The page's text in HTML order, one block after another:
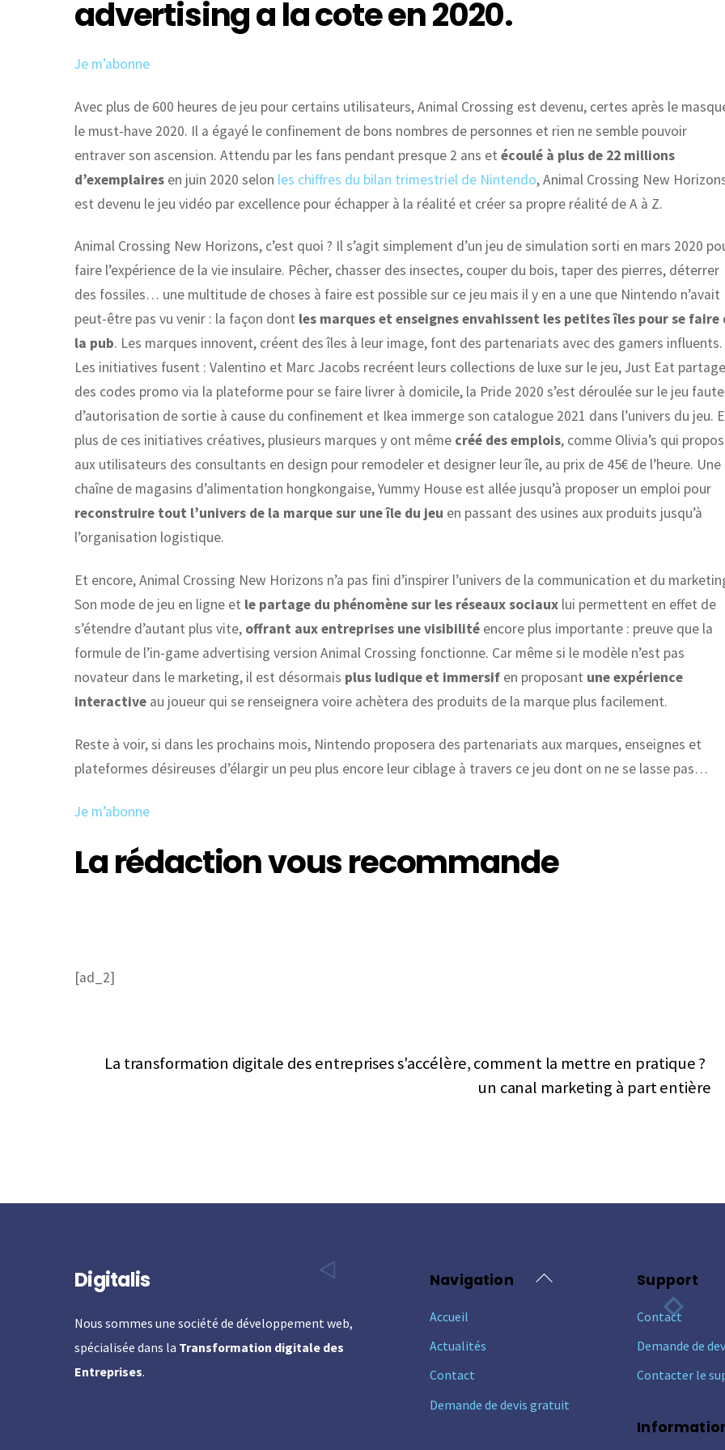
advertising a la cote en 2020.
Je m’abonne
Avec plus de 600 heures de jeu pour certains utilisateurs, Animal Crossing est devenu, certes après le
le must-have 2020. Il a égayé le confinement de bons nombres de personnes et rien ne semble pouvoir
entraver son ascension. Attendu par les fans pendant presque 2 ans et écoulé à plus de 22 millions
d’exemplaires en juin 2020 selon les chiffres du bilan trimestriel de Nintendo, Animal Crossing New
est devenu le jeu vidéo par excellence pour échapper à la réalité et créer sa propre réalité de A à Z.
Animal Crossing New Horizons, c’est quoi ? Il s’agit simplement d’un jeu de simulation sorti en mars 2020
faire l’expérience de la vie insulaire. Pêcher, chasser des insectes, couper du bois, taper des pierres, déterrer
des fossiles… une multitude de choses à faire est possible sur ce jeu mais il y en a une que Nintendo n’avait
peut-être pas vu venir : la façon dont les marques et enseignes envahissent les petites îles pour se faire
la pub. Les marques innovent, créent des îles à leur image, font des partenariats avec des gamers influents.
Les initiatives fusent : Valentino et Marc Jacobs recréent leurs collections de luxe sur le jeu, Just Eat partage
des codes promo via la plateforme pour se faire livrer à domicile, la Pride 2020 s’est déroulée sur le jeu faute
d’autorisation de sortie à cause du confinement et Ikea immerge son catalogue 2021 dans l’univers du jeu.
plus de ces initiatives créatives, plusieurs marques y ont même créé des emplois, comme Olivia’s qui
aux utilisateurs des consultants en design pour remodeler et designer leur île, au prix de 45€ de l’heure. Une
chaîne de magasins d’alimentation hongkongaise, Yummy House est allée jusqu’à proposer un emploi pour
reconstruire tout l’univers de la marque sur une île du jeu en passant des usines aux produits jusqu’à
l’organisation logistique.
Et encore, Animal Crossing New Horizons n’a pas fini d’inspirer l’univers de la communication et du
Son mode de jeu en ligne et le partage du phénomène sur les réseaux sociaux lui permettent en effet de
s’étendre d’autant plus vite, offrant aux entreprises une visibilité encore plus importante : preuve que la
formule de l’in-game advertising version Animal Crossing fonctionne. Car même si le modèle n’est pas
novateur dans le marketing, il est désormais plus ludique et immersif en proposant une expérience
interactive au joueur qui se renseignera voire achètera des produits de la marque plus facilement.
Reste à voir, si dans les prochains mois, Nintendo proposera des partenariats aux marques, enseignes et
plateformes désireuses d’élargir un peu plus encore leur ciblage à travers ce jeu dont on ne se lasse pas…
Je m’abonne
La rédaction vous recommande
[ad_2]
La transformation digitale des entreprises s'accélère, comment la mettre en pratique ?
un canal marketing à part entière
Back
Digitalis
Nous sommes une société de développement web,
spécialisée dans la Transformation digitale des
Entreprises.
Navigation
Accueil
Actualités
Contact
Demande de devis gratuit
Support
Contact
Demande de
Contacter le